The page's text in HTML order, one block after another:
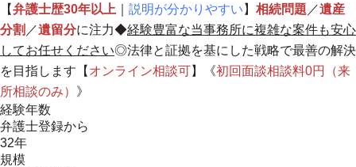
【弁護士歴30年以上 説明が分かりやすい 】 相続問題 ／遺産
分割 ／遺留分に注力◆経験豊富な当事務所に複雑な案件も安心
してお任せください◎法律と証拠を基にした戦略で最善の解決
を目指します【 オンライン相談可】《初回面談相談料0円（来
所相談のみ） 》
経験年数
弁護士登録から
32年
規模